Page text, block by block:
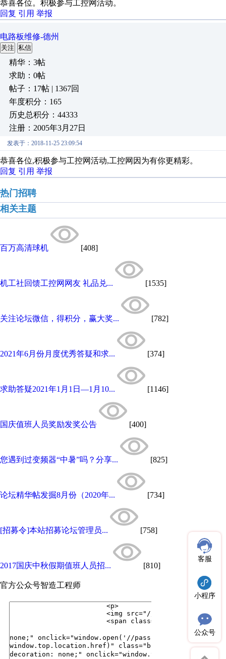
恭喜各位。积极参与工控网活动。
回复 引用 举报
电路板维修-德州
关注 私信
精华：3帖
求助：0帖
帖子：17帖 | 1367回
年度积分：165
历史总积分：44333
注册：2005年3月27日
发表于：2018-11-25 23:09:54
恭喜各位,积极参与工控网活动,工控网因为有你更精彩。
回复 引用 举报
热门招聘
相关主题
百万高清球机 [408]
机工社回馈工控网网友 礼品兑... [1535]
关注论坛微信，得积分，赢大奖... [782]
2021年6月份月度优秀答疑和求... [374]
求助答疑2021年1月1日—1月10... [1146]
国庆值班人员奖励发奖公告 [400]
您遇到过变频器“中暑”吗？分享... [825]
论坛精华帖发掘8月份（2020年... [734]
[招募令]本站招募论坛管理员... [758]
2017国庆中秋假期值班人员招... [810]
官方公众号智造工程师
客服
小程序
公众号